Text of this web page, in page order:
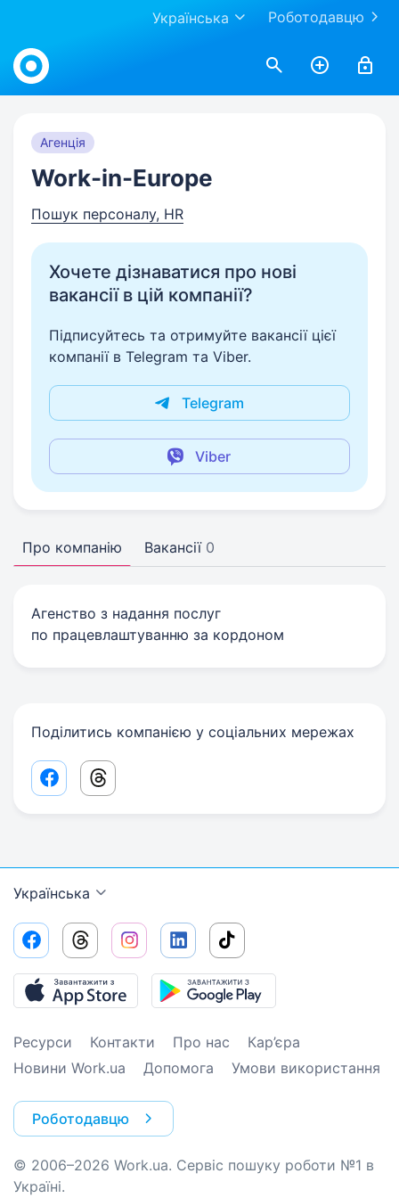
Роботодавцю
Українська
Work.ua
Агенція
Work-in-Europe
Пошук персоналу, HR
Хочете дізнаватися про нові
вакансії в цій компанії?
Підписуйтесь та отримуйте вакансії цієї
компанії в Telegram та Viber.
Telegram
Viber
Про компанію Вакансії 0
Агенство з надання послуг
по працевлаштуванню за кордоном
Поділитись компанією у соціальних мережах
Facebook share link
Threads share link
Українська
Ресурси Контакти Про нас
Кар’єра
Новини Work.ua
Допомога Умови використання
Роботодавцю
© 2006–2026 Work.ua. Сервіс пошуку роботи №1 в
Україні.